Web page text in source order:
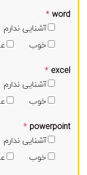
word
*
آشنایی ندارم
خوب
excel
*
آشنایی ندارم
خوب
powerpoint
*
آشنایی ندارم
خوب